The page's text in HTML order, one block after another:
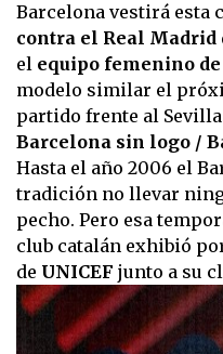
Barcelona vestirá esta
contra el Real Madrid
el equipo femenino
modelo similar el
partido frente al
Barcelona sin logo /
Hasta el año 2006 el
tradición no llevar
pecho. Pero esa
club catalán exhibió
de UNICEF junto a su